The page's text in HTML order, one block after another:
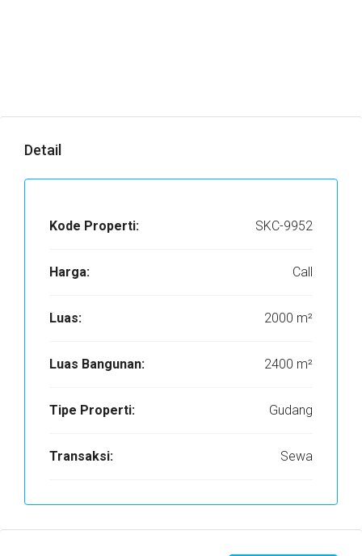
Detail
Kode Properti: SKC-9952
Harga: Call
Luas: 2000 m²
Luas Bangunan: 2400 m²
Tipe Properti: Gudang
Transaksi: Sewa